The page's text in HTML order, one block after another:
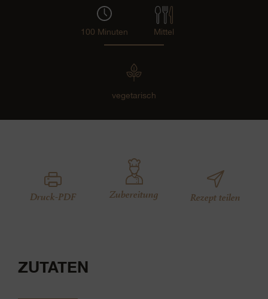
100 Minuten Mittel
vegetarisch
Druck-PDF Zubereitung Rezept teilen
ZUTATEN